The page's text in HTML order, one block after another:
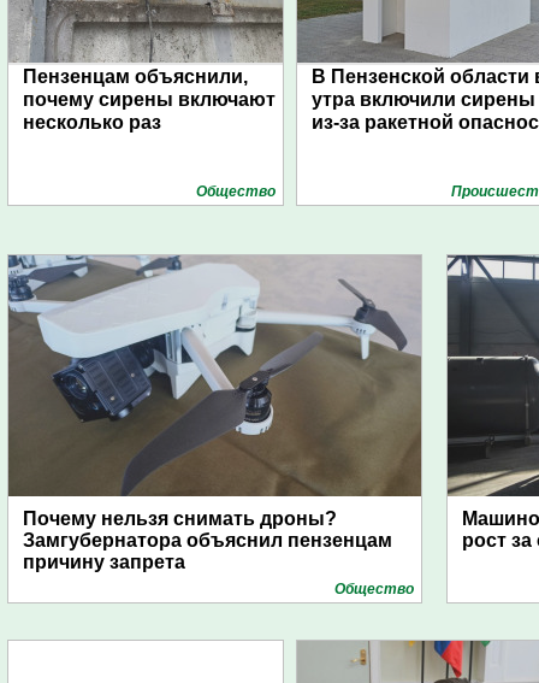
Пензенцам объяснили,
почему сирены включают
несколько раз
Общество
В Пензенской области
утра включили сирены
из-за ракетной
Почему нельзя снимать дроны?
Замгубернатора объяснил пензенцам
причину запрета
Общество
рост за